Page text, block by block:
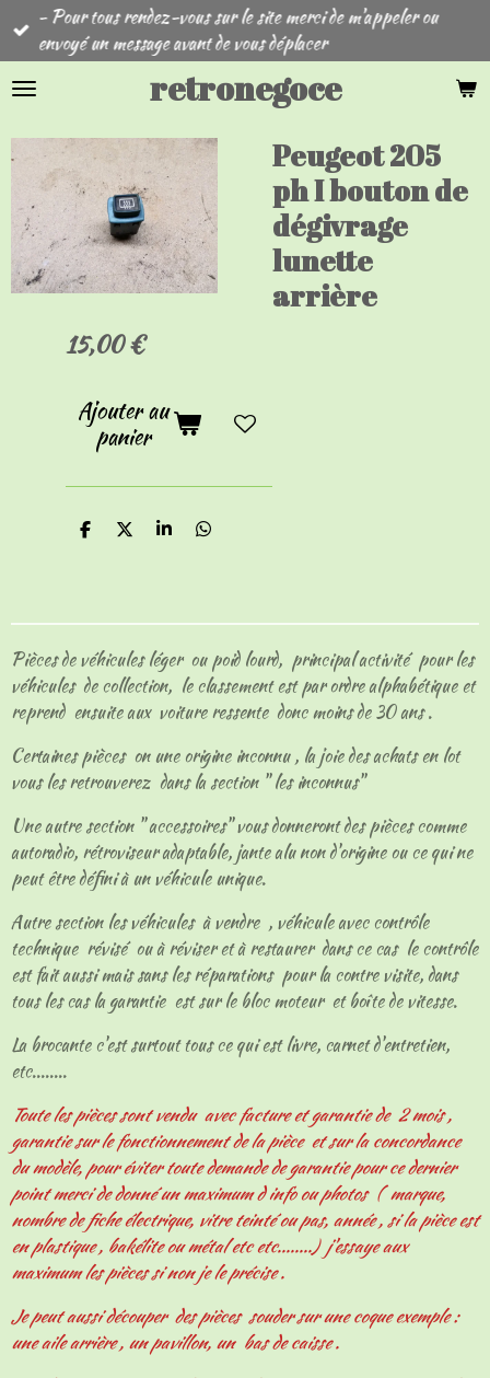
Passer
principal
retronegoce
- Pour tous rendez-vous sur le site merci de m'appeler ou
envoyé un message avant de vous déplacer
Peugeot 205
ph I bouton de
dégivrage
lunette
arrière
15,00 €
Ajouter au
panier
P
g
r
P
g
r
P
g
r
P
g
r
Pièces de véhicules léger ou poid lourd, principal activité pour les
véhicules de collection, le classement est par ordre alphabétique et
reprend ensuite aux voiture ressente donc moins de 30 ans .
Certaines pièces on une origine inconnu , la joie des achats en lot
vous les retrouverez dans la section " les inconnus"
Une autre section " accessoires" vous donneront des pièces comme
autoradio, rétroviseur adaptable, jante alu non d'origine ou ce qui ne
peut être défini à un véhicule unique.
Autre section les véhicules à vendre , véhicule avec contrôle
technique révisé ou à réviser et à restaurer dans ce cas le contrôle
est fait aussi mais sans les réparations pour la contre visite, dans
tous les cas la garantie est sur le bloc moteur et boîte de vitesse.
La brocante c'est surtout tous ce qui est livre, carnet d'entretien,
etc........
Toute les pièces sont vendu avec facture et garantie de 2 mois ,
garantie sur le fonctionnement de la pièce et sur la concordance
du modèle, pour éviter toute demande de garantie pour ce dernier
point merci de donné un maximum d info ou photos ( marque,
nombre de fiche électrique, vitre teinté ou pas, année , si la pièce est
en plastique , bakélite ou métal etc etc........) j'essaye aux
maximum les pièces si non je le précise .
Je peut aussi découper des pièces souder sur une coque exemple :
une aile arrière , un pavillon, un bas de caisse .